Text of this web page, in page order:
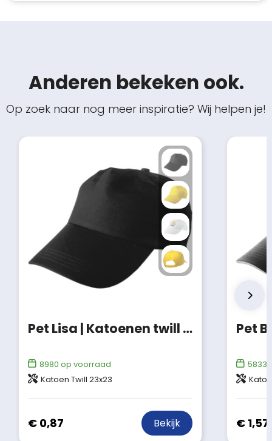
Anderen bekeken ook.
Op zoek naar nog meer inspiratie? Wij helpen je!
Pet Lisa | Katoenen twill | 5 panels
8980 op voorraad
Katoen Twill 23x23
€ 0,87 Bekijk
Pet
58335
€ 1,57